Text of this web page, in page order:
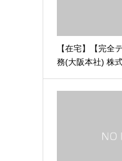
【在宅】【完全
務(大阪本社) 株